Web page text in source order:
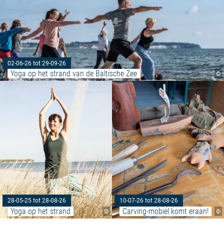
©
02-06-26 tot 29-09-26
Yoga op het strand van de Baltische Zee
©
28-05-25 tot 28-08-26
Yoga op het strand
Meer lezen: "Yoga op het
©
10-07-26 tot 28-08-26
Carving-mobiel komt eraan!